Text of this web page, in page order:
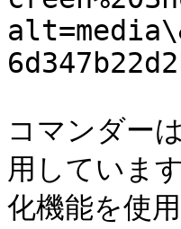
コマンダー
用していま
化機能を使